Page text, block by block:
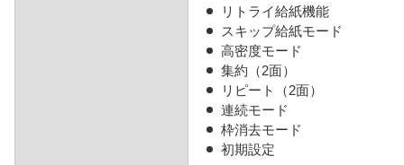
リトライ給紙機能
スキップ給紙モード
高密度モード
集約（2面）
リピート（2面）
連続モード
枠消去モード
初期設定